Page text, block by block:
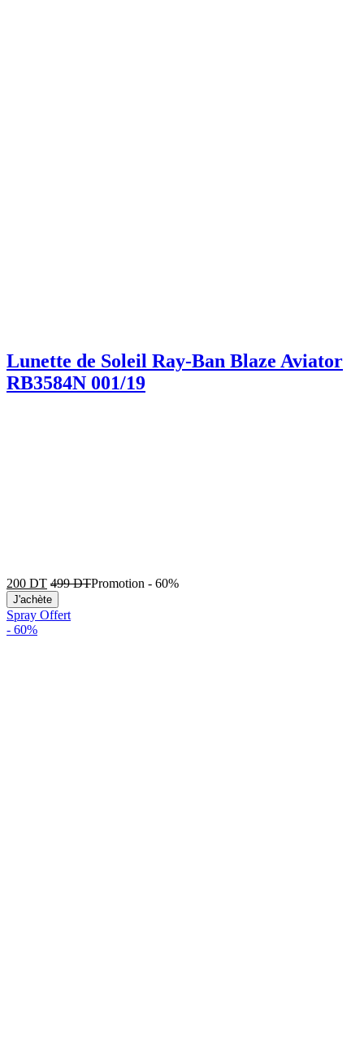
Lunette de Soleil Ray-Ban Blaze Aviator
RB3584N 001/19
200 DT 499DTPromotion - 60%
J'achète
Spray Offert
- 60%